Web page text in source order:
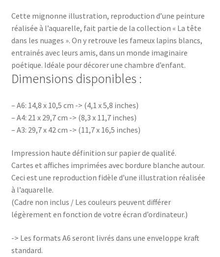
Cette mignonne illustration, reproduction d’une peinture
réalisée à l’aquarelle, fait partie de la collection « La tête
dans les nuages ». On y retrouve les fameux lapins blancs,
entrainés avec leurs amis, dans un monde imaginaire
poétique. Idéale pour décorer une chambre d’enfant.
Dimensions disponibles :
– A6: 14,8 x 10,5 cm -> (4,1 x 5,8 inches)
– A4: 21 x 29,7 cm -> (8,3 x 11,7 inches)
– A3: 29,7 x 42 cm -> (11,7 x 16,5 inches)
Impression haute définition sur papier de qualité.
Cartes et affiches imprimées avec bordure blanche autour.
Ceci est une reproduction fidèle d’une illustration réalisée
à l’aquarelle.
(Cadre non inclus / Les couleurs peuvent différer
légèrement en fonction de votre écran d’ordinateur.)
-> Les formats A6 seront livrés dans une enveloppe kraft
standard.